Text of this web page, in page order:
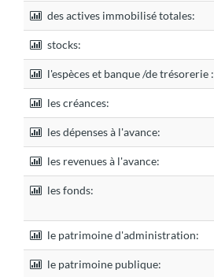
des actives immobilisé totales:
stocks:
l'espèces et banque /de trésorerie :
les créances:
les dépenses à l'avance:
les revenues à l'avance:
les fonds:
le patrimoine d'administration:
le patrimoine publique: